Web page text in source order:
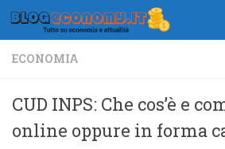
Salta al contenuto
ECONOMIA
CUD INPS: Che cos’è e
online oppure in forma